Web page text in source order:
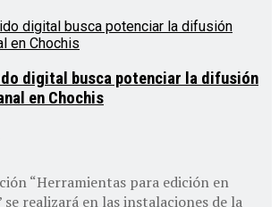
digital busca potenciar la difusión
en Chochis
“Herramientas para edición en
realizará en las instalaciones de la